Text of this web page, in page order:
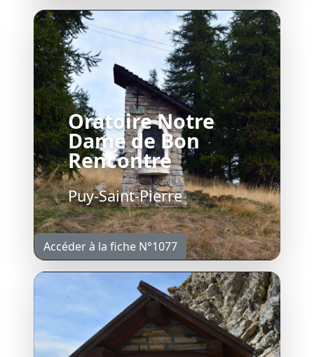
Oratoire Notre
Dame de Bon
Rencontre
Puy-Saint-Pierre
Accéder à la fiche N°1077